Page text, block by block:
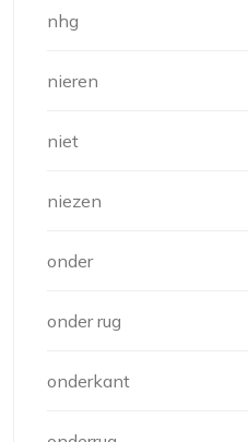
nhg
nieren
niet
niezen
onder
onder rug
onderkant